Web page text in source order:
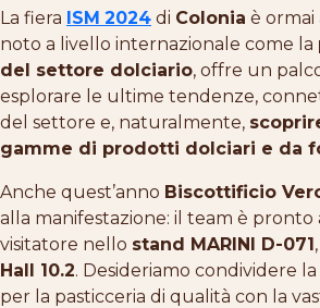
La fiera ISM 2024 di Colonia è ormai
noto a livello internazionale come la
del settore dolciario, offre un
esplorare le ultime tendenze,
del settore e, naturalmente,
gamme di prodotti dolciari e da
Anche quest’anno Biscottificio
alla manifestazione: il team è pronto
visitatore nello stand MARINI D-071,
Hall 10.2. Desideriamo condividere
per la pasticceria di qualità con la